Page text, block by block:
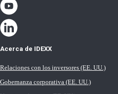
Acerca de IDEXX
Relaciones con los inversores (EE. UU.)
Gobernanza corporativa (EE. UU.)